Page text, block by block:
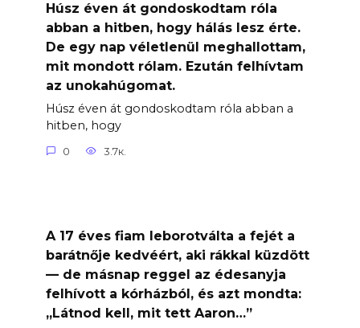
Húsz éven át gondoskodtam róla
abban a hitben, hogy hálás lesz érte.
De egy nap véletlenül meghallottam,
mit mondott rólam. Ezután felhívtam
az unokahúgomat.
Húsz éven át gondoskodtam róla abban a
hitben, hogy
0 3.7к.
A 17 éves fiam leborotválta a fejét a
barátnője kedvéért, aki rákkal küzdött
— de másnap reggel az édesanyja
felhívott a kórházból, és azt mondta:
„Látnod kell, mit tett Aaron…”